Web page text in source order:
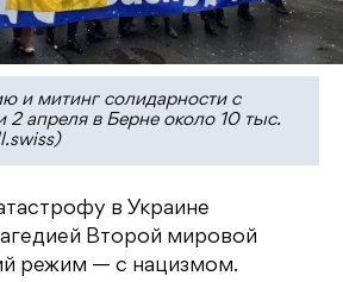
и митинг солидарности с
апреля в Берне около 10 тыс.
в Украине
Второй мировой
режим — с нацизмом.